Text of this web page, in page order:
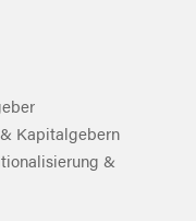
Kapitalgebern
&